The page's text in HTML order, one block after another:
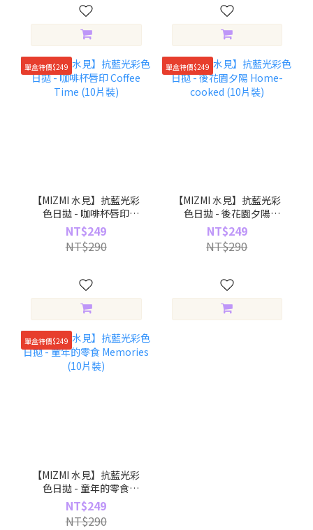
單盒特價$249
【MIZMI 水見】抗藍光彩
色日拋 - 咖啡杯唇印
Coffee Time (10片裝)
NT$249
NT$290
單盒特價$249
【MIZMI 水見】抗藍光彩
色日拋 - 後花園夕陽
Home-cooked (10片裝)
NT$249
NT$290
單盒特價$249
【MIZMI 水見】抗藍光彩
色日拋 - 童年的零食
Memories (10片裝)
NT$249
NT$290